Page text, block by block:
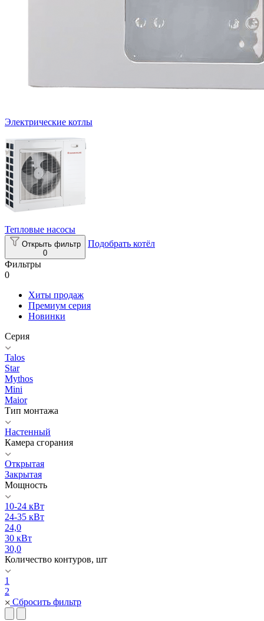
Электрические котлы
Тепловые насосы
Открыть фильтр
0
Подобрать котёл
Фильтры
0
Хиты продаж
Премиум серия
Новинки
Серия
Talos
Star
Mythos
Mini
Maior
Тип монтажа
Настенный
Камера сгорания
Открытая
Закрытая
Мощность
10-24 кВт
24-35 кВт
24,0
30 кВт
30,0
Количество контуров, шт
1
2
Сбросить фильтр